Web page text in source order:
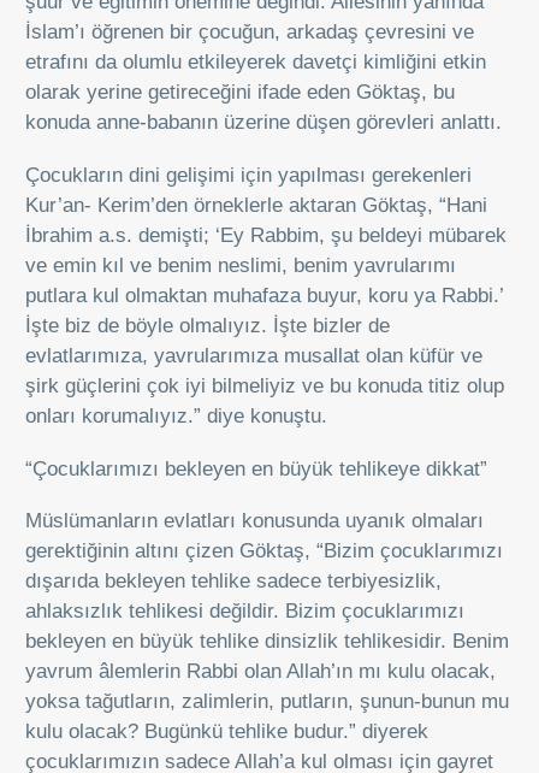
İslam’ı öğrenen bir çocuğun, arkadaş çevresini ve
etrafını da olumlu etkileyerek davetçi kimliğini etkin
olarak yerine getireceğini ifade eden Göktaş, bu
konuda anne-babanın üzerine düşen görevleri anlattı.
Çocukların dini gelişimi için yapılması gerekenleri
Kur’an- Kerim’den örneklerle aktaran Göktaş, “Hani
İbrahim a.s. demişti; ‘Ey Rabbim, şu beldeyi mübarek
ve emin kıl ve benim neslimi, benim yavrularımı
putlara kul olmaktan muhafaza buyur, koru ya Rabbi.’
İşte biz de böyle olmalıyız. İşte bizler de
evlatlarımıza, yavrularımıza musallat olan küfür ve
şirk güçlerini çok iyi bilmeliyiz ve bu konuda titiz olup
onları korumalıyız.” diye konuştu.
“Çocuklarımızı bekleyen en büyük tehlikeye dikkat”
Müslümanların evlatları konusunda uyanık olmaları
gerektiğinin altını çizen Göktaş, “Bizim çocuklarımızı
dışarıda bekleyen tehlike sadece terbiyesizlik,
ahlaksızlık tehlikesi değildir. Bizim çocuklarımızı
bekleyen en büyük tehlike dinsizlik tehlikesidir. Benim
yavrum âlemlerin Rabbi olan Allah’ın mı kulu olacak,
yoksa tağutların, zalimlerin, putların, şunun-bunun mu
kulu olacak? Bugünkü tehlike budur.” diyerek
çocuklarımızın sadece Allah’a kul olması için gayret